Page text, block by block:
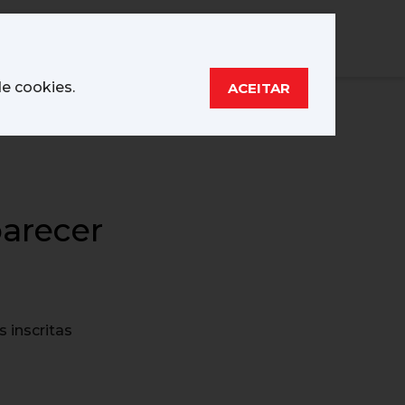
inscritas
cookies. ACEITAR